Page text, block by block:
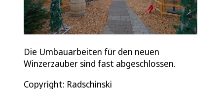
Die Umbauarbeiten für den neuen
Winzerzauber sind fast abgeschlossen.
Copyright: Radschinski